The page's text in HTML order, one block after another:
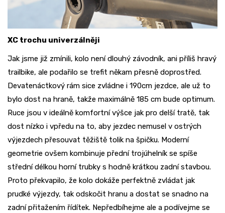
XC trochu univerzálněji
Jak jsme již zmínili, kolo není dlouhý závodník, ani příliš hravý
trailbike, ale podařilo se trefit někam přesně doprostřed.
Devatenáctkový rám sice zvládne i 190cm jezdce, ale už to
bylo dost na hraně, takže maximálně 185 cm bude optimum.
Ruce jsou v ideálně komfortní výšce jak pro delší tratě, tak
dost nízko i vpředu na to, aby jezdec nemusel v ostrých
výjezdech přesouvat těžiště tolik na špičku. Moderní
geometrie ovšem kombinuje přední trojúhelník se spíše
střední délkou horní trubky s hodně krátkou zadní stavbou.
Proto překvapilo, že kolo dokáže perfektně zvládat jak
prudké výjezdy, tak odskočit hranu a dostat se snadno na
zadní přitažením řídítek. Nepředbíhejme ale a podívejme se